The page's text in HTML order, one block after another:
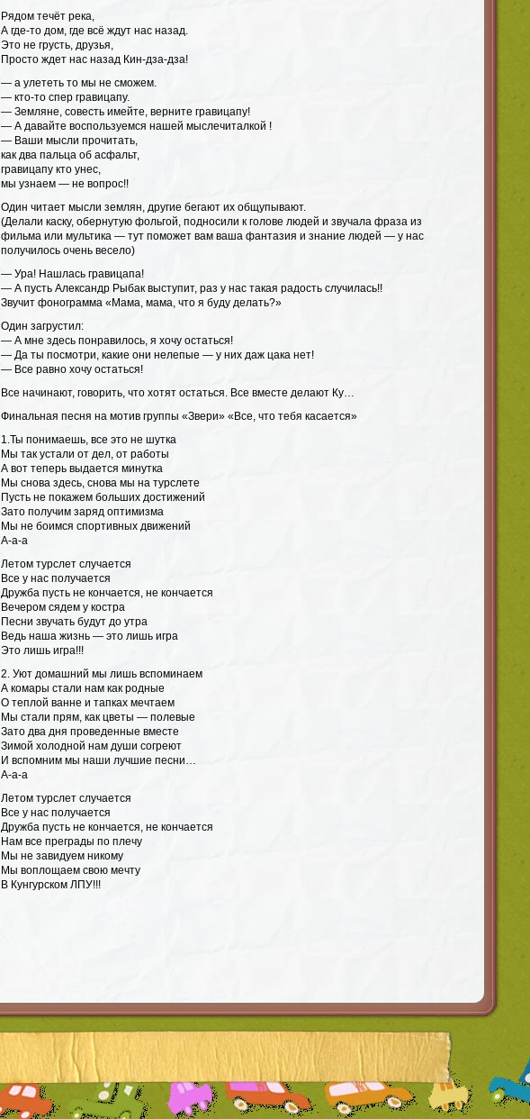
Рядом течёт река,
А где-то дом, где всё ждут нас назад.
Это не грусть, друзья,
Просто ждет нас назад Кин-дза-дза!
— а улететь то мы не сможем.
— кто-то спер гравицапу.
— Земляне, совесть имейте, верните гравицапу!
— А давайте воспользуемся нашей мыслечиталкой !
— Ваши мысли прочитать,
как два пальца об асфальт,
гравицапу кто унес,
мы узнаем — не вопрос!!
Один читает мысли землян, другие бегают их общупывают.
(Делали каску, обернутую фольгой, подносили к голове людей и звучала фраза из
фильма или мультика — тут поможет вам ваша фантазия и знание людей — у нас
получилось очень весело)
— Ура! Нашлась гравицапа!
— А пусть Александр Рыбак выступит, раз у нас такая радость случилась!!
Звучит фонограмма «Мама, мама, что я буду делать?»
Один загрустил:
— А мне здесь понравилось, я хочу остаться!
— Да ты посмотри, какие они нелепые — у них даж цака нет!
— Все равно хочу остаться!
Все начинают, говорить, что хотят остаться. Все вместе делают Ку…
Финальная песня на мотив группы «Звери» «Все, что тебя касается»
1.Ты понимаешь, все это не шутка
Мы так устали от дел, от работы
А вот теперь выдается минутка
Мы снова здесь, снова мы на турслете
Пусть не покажем больших достижений
Зато получим заряд оптимизма
Мы не боимся спортивных движений
А-а-а
Летом турслет случается
Все у нас получается
Дружба пусть не кончается, не кончается
Вечером сядем у костра
Песни звучать будут до утра
Ведь наша жизнь — это лишь игра
Это лишь игра!!!
2. Уют домашний мы лишь вспоминаем
А комары стали нам как родные
О теплой ванне и тапках мечтаем
Мы стали прям, как цветы — полевые
Зато два дня проведенные вместе
Зимой холодной нам души согреют
И вспомним мы наши лучшие песни…
А-а-а
Летом турслет случается
Все у нас получается
Дружба пусть не кончается, не кончается
Нам все преграды по плечу
Мы не завидуем никому
Мы воплощаем свою мечту
В Кунгурском ЛПУ!!!